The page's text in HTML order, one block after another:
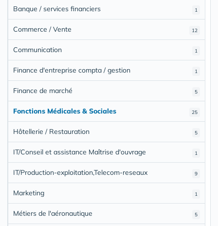
1
Banque / services financiers
12
Commerce / Vente
1
Communication
1
Finance d'entreprise compta / gestion
5
Finance de marché
25
Fonctions Médicales & Sociales
5
Hôtellerie / Restauration
1
IT/Conseil et assistance Maîtrise d'ouvrage
9
IT/Production-exploitation,Telecom-reseaux
1
Marketing
5
Métiers de l'aéronautique